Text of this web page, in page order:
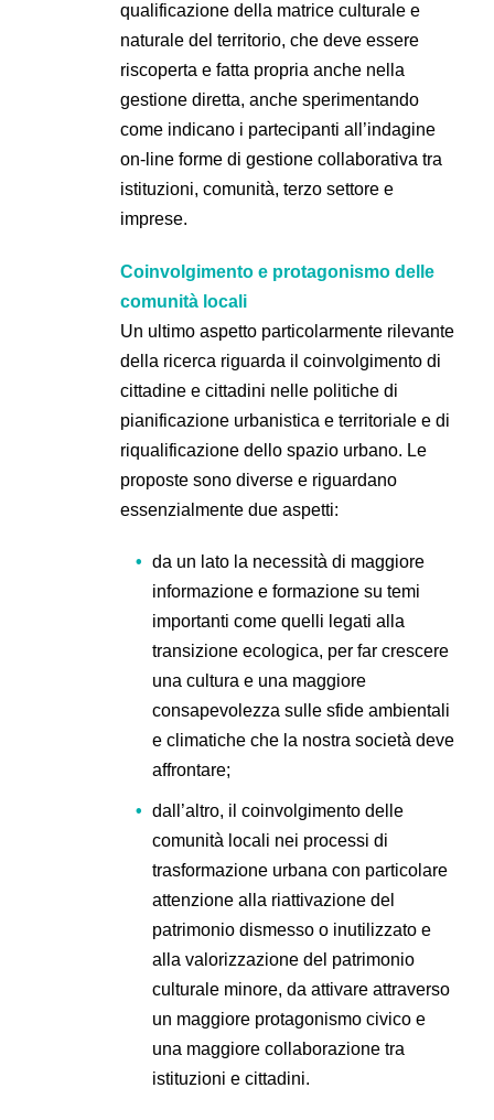
qualificazione della matrice culturale e
naturale del territorio, che deve essere
riscoperta e fatta propria anche nella
gestione diretta, anche sperimentando
come indicano i partecipanti all’indagine
on-line forme di gestione collaborativa tra
istituzioni, comunità, terzo settore e
imprese.
Coinvolgimento e protagonismo delle
comunità locali
Un ultimo aspetto particolarmente rilevante
della ricerca riguarda il coinvolgimento di
cittadine e cittadini nelle politiche di
pianificazione urbanistica e territoriale e di
riqualificazione dello spazio urbano. Le
proposte sono diverse e riguardano
essenzialmente due aspetti:
da un lato la necessità di maggiore
informazione e formazione su temi
importanti come quelli legati alla
transizione ecologica, per far crescere
una cultura e una maggiore
consapevolezza sulle sfide ambientali
e climatiche che la nostra società deve
affrontare;
dall’altro, il coinvolgimento delle
comunità locali nei processi di
trasformazione urbana con particolare
attenzione alla riattivazione del
patrimonio dismesso o inutilizzato e
alla valorizzazione del patrimonio
culturale minore, da attivare attraverso
un maggiore protagonismo civico e
una maggiore collaborazione tra
istituzioni e cittadini.